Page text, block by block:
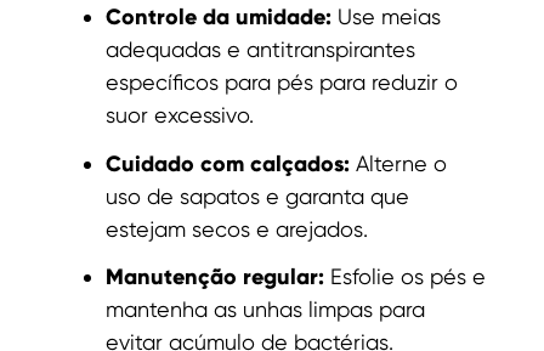
Controle da umidade: Use meias
adequadas e antitranspirantes
específicos para pés para reduzir o
suor excessivo.
Cuidado com calçados: Alterne o
uso de sapatos e garanta que
estejam secos e arejados.
Manutenção regular: Esfolie os pés e
mantenha as unhas limpas para
evitar acúmulo de bactérias.